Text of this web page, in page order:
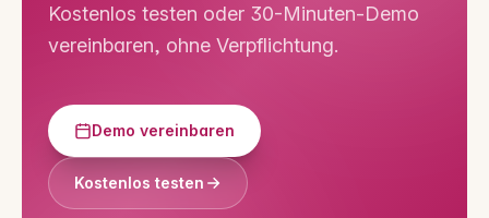
Kostenlos testen oder 30-Minuten-Demo
vereinbaren, ohne Verpflichtung.
Demo vereinbaren
Kostenlos testen